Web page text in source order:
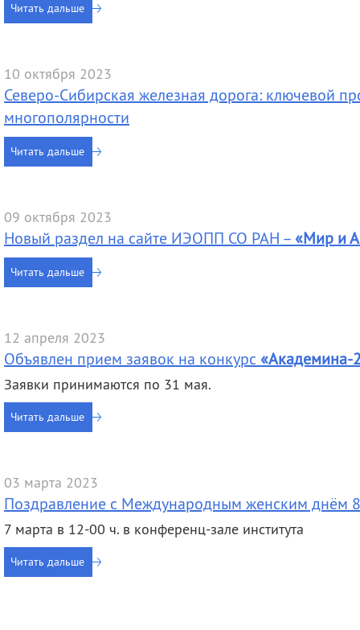
Читать дальше
10 октября 2023
Северо-Сибирская железная дорога: ключевой
многополярности
Читать дальше
09 октября 2023
Новый раздел на сайте ИЭОПП СО РАН – «Мир и
Читать дальше
12 апреля 2023
Объявлен прием заявок на конкурс «Академина-
Заявки принимаются по 31 мая.
Читать дальше
03 марта 2023
Поздравление с Международным женским днём
7 марта в 12-00 ч. в конференц-зале института
Читать дальше